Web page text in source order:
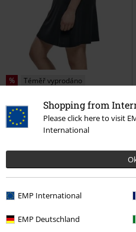
Shopping from
Please click here to visit
International
EMP International
EMP Deutschland
% Téměř vyprodáno
Kč 549,00
Dámské krátké modalové šaty s
racerback ramínky
Urban